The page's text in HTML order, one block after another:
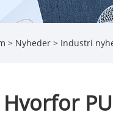
> Nyheder > Industri
Hvorfor